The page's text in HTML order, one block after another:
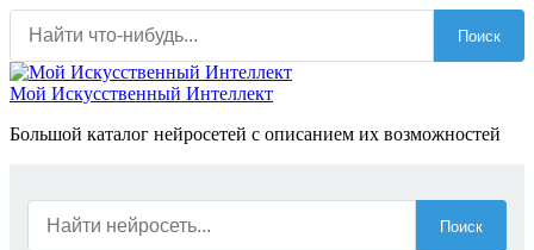
Перейти
содержанию
Поиск
Мой Искусственный Интеллект
Большой каталог нейросетей с описанием их возможностей
Поиск